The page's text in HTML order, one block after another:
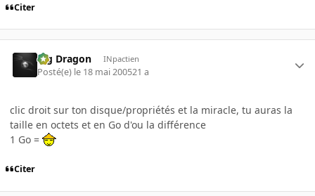
Citer
Big Dragon INpactien
Posté(e) le 18 mai 200521 a
clic droit sur ton disque/propriétés et la miracle, tu auras la
taille en octets et en Go d'ou la différence
1 Go =
Citer